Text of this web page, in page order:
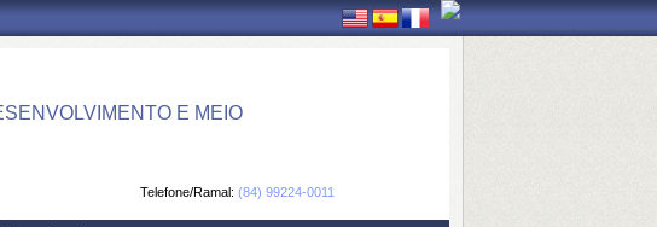
E MEIO
Telefone/Ramal: (84) 99224-0011